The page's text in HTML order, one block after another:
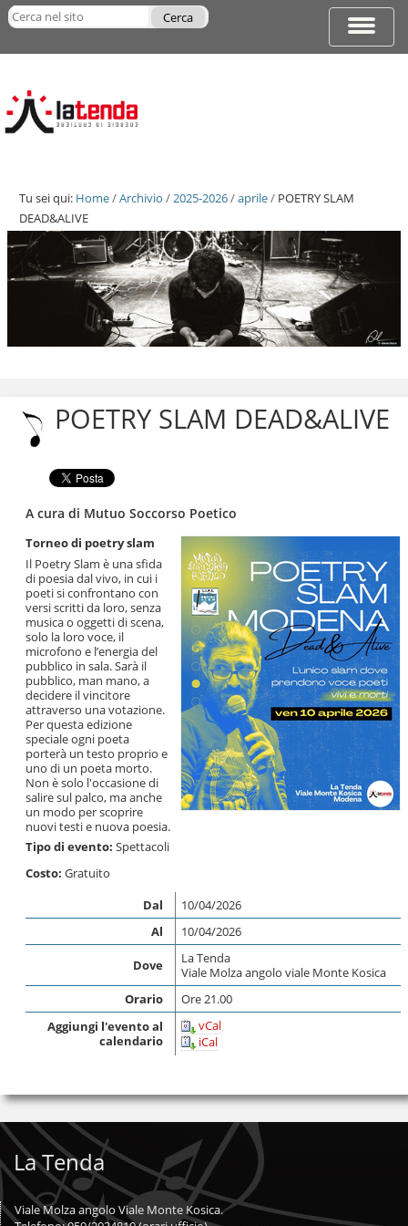
Salta
ai
|
navigazione
Espandi
di
Cerca nel sito
avanzata…
Tu sei qui: Home/Archivio /2025-2026/aprile/ POETRY SLAM
DEAD&ALIVE
Salta
navigazione
POETRY SLAM DEAD&ALIVE
A cura di Mutuo Soccorso Poetico
Torneo di poetry slam
Il Poetry Slam è una sfida
di poesia dal vivo, in cui i
poeti si confrontano con
versi scritti da loro, senza
musica o oggetti di scena,
solo la loro voce, il
microfono e l’energia del
pubblico in sala. Sarà il
pubblico, man mano, a
decidere il vincitore
attraverso una votazione.
Per questa edizione
speciale ogni poeta
porterà un testo proprio e
uno di un poeta morto.
Non è solo l'occasione di
salire sul palco, ma anche
un modo per scoprire
nuovi testi e nuova poesia.
Tipo di evento: Spettacoli
Costo: Gratuito
Dal
10/04/2026
Al
10/04/2026
Dove
La Tenda
Viale Molza angolo viale Monte Kosica
Orario
Ore 21.00
Aggiungi l'evento al
calendario
vCal
iCal
La Tenda
Viale Molza angolo Viale Monte Kosica.